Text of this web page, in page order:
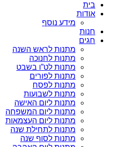
בית
אודות
מידע נוסף
חנות
חגים
מתנות לראש השנה
מתנות לחנוכה
מתנות לט”ו בשבט
מתנות לפורים
מתנות לפסח
מתנות לשבועות
מתנות ליום האישה
מתנות ליום המשפחה
מתנות ליום העצמאות
מתנות לתחילת שנה
מתנות לסוף שנה